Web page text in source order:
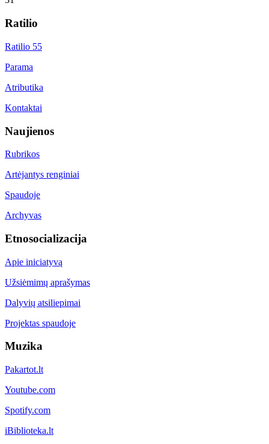
Ratilio
Ratilio 55
Parama
Atributika
Kontaktai
Naujienos
Rubrikos
Artėjantys renginiai
Spaudoje
Archyvas
Etnosocializacija
Apie iniciatyvą
Užsiėmimų aprašymas
Dalyvių atsiliepimai
Projektas spaudoje
Muzika
Pakartot.lt
Youtube.com
Spotify.com
iBiblioteka.lt